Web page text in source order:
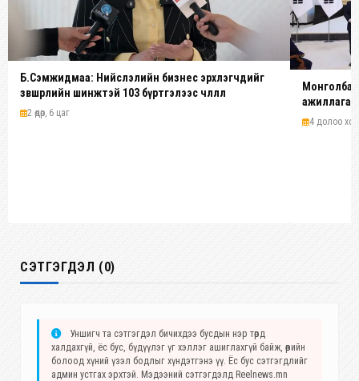
Б.Сэмжидмаа: Нийслэлийн бизнес эрхлэгчдийг
зөвшөөрлийн шинжтэй 103 бүртгэлээс чөлөөллөө
2 өдөр, 6 цаг
4 долоо
СЭТГЭГДЭЛ (0)
Уншигч та сэтгэгдэл бичихдээ бусдын нэр төрд
халдахгүй, ёс бус, бүдүүлэг үг хэллэг ашиглахгүй байж, өөрийн
болоод хүний үзэл бодлыг хүндэтгэнэ үү. Ёс бус сэтгэгдлийг
админ устгах эрхтэй. Мэдээний сэтгэгдэлд Reelnews.mn